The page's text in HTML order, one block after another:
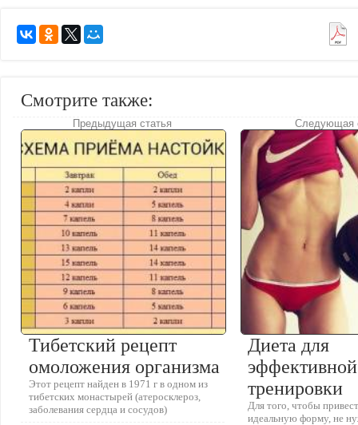
Смотрите также:
Предыдущая статья
Тибетский рецепт
омоложения организма
Этот рецепт найден в 1971 г в одном из
тибетских монастырей (атеросклероз,
заболевания сердца и сосудов)
Следующая
Диета для
эффективной
тренировки
Для того, чтобы
идеальную форму, не